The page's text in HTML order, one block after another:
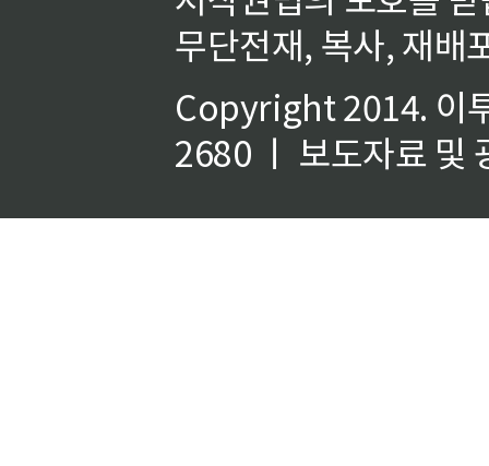
무단전재, 복사, 재배
Copyright 2014. 이
2680 ㅣ 보도자료